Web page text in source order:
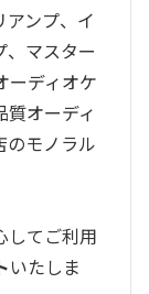
ンプ、イ
、マスター
ーディオケ
オーディ
のモノラル
してご利用
いたしま